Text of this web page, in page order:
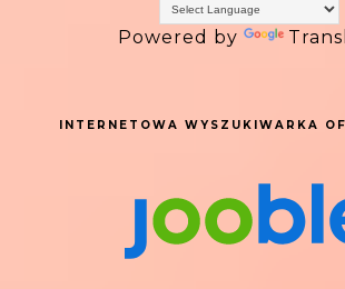
Powered by
INTERNETOWA WYSZUKIWARKA